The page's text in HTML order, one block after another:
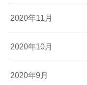
2020年11月
2020年10月
2020年9月